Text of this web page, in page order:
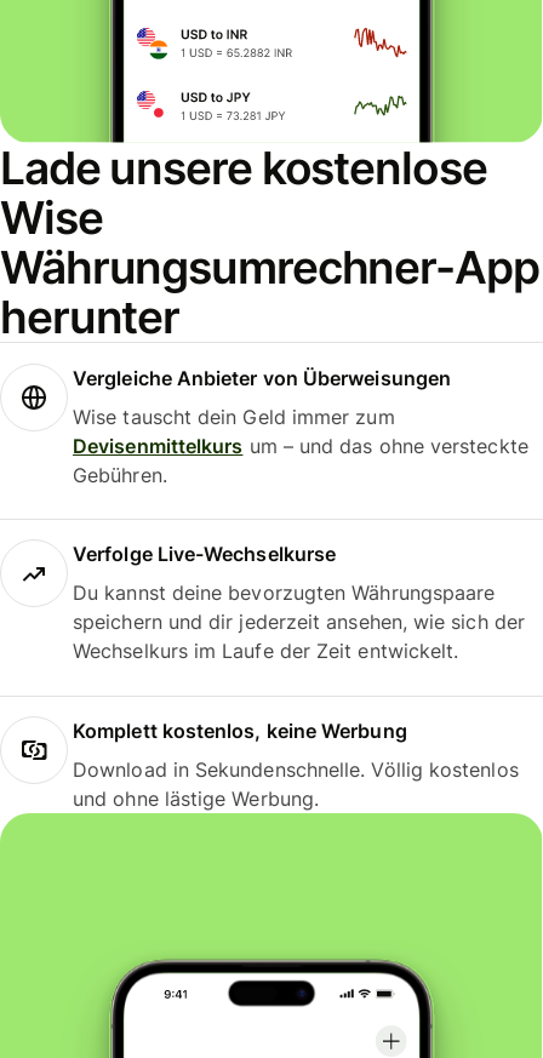
Lade unsere kostenlose
Wise
Währungsumrechner-App
herunter
Vergleiche Anbieter von Überweisungen
Wise tauscht dein Geld immer zum
Devisenmittelkurs um – und das ohne versteckte
Gebühren.
Verfolge Live-Wechselkurse
Du kannst deine bevorzugten Währungspaare
speichern und dir jederzeit ansehen, wie sich der
Wechselkurs im Laufe der Zeit entwickelt.
Komplett kostenlos, keine Werbung
Download in Sekundenschnelle. Völlig kostenlos
und ohne lästige Werbung.